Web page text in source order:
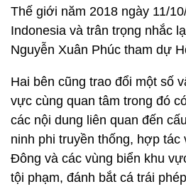
Thế giới năm 2018 ngày 11/
Indonesia và trân trọng nhắc
Nguyễn Xuân Phúc tham dự
Hai bên cũng trao đổi một số
vực cùng quan tâm trong đó
các nội dung liên quan đến
ninh phi truyền thống, hợp tác
Đông và các vùng biển khu
tội phạm, đánh bắt cá trái